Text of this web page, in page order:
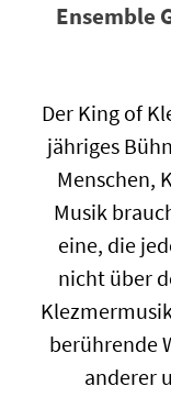
Ensemble
Der King of
jähriges
Menschen,
Musik
eine, die
nicht über
berührende
anderer